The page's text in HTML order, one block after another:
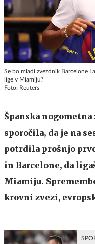
Se bo mladi zvezdnik Barcelone
lige v Miamiju?
Foto: Reuters
Španska nogometna
sporočila, da je na
potrdila prošnjo
in Barcelone, da
Miamiju.
krovni zvezi,